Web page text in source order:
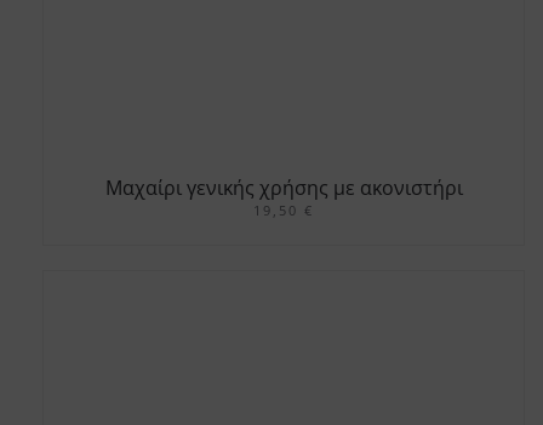
Μαχαίρι γενικής χρήσης με ακονιστήρι
19,50 €